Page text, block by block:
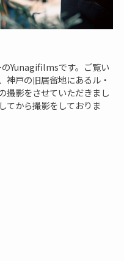
Yunagifilmsです。ご覧い
神戸の旧居留地にあるル・
撮影をさせていただきまし
てから撮影をしておりま